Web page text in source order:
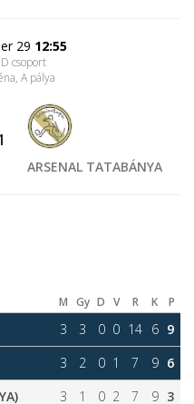
29 12:55
csoport
, A pálya
ARSENAL TATABÁNYA
M Gy D V R K P
3 3 0 0 14 6 9
3 2 0 1 7 9 6
3 1 0 2 7 9 3